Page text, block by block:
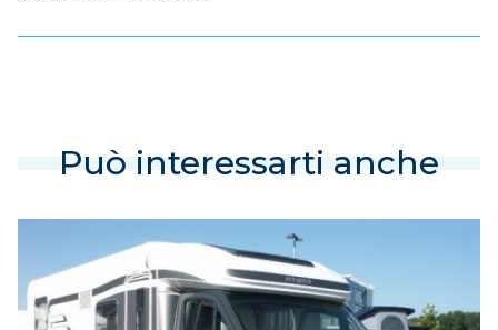
Può interessarti anche